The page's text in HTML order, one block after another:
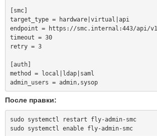
[smc]
target_type = hardware|virtual|api
endpoint = https://smc.internal:443/api/v1
timeout = 30
retry = 3
[auth]
method = local|ldap|saml
admin_users = admin,sysop
После правки:
sudo systemctl restart fly-admin-smc
sudo systemctl enable fly-admin-smc